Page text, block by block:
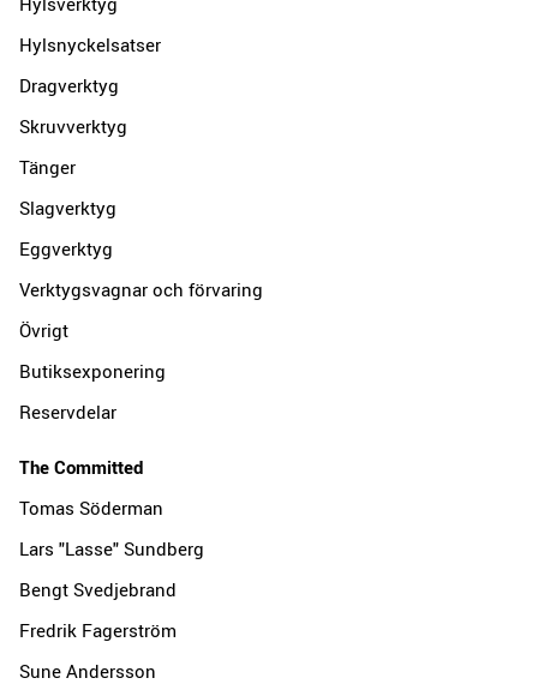
Hylsnyckelsatser
Dragverktyg
Skruvverktyg
Tänger
Slagverktyg
Eggverktyg
Verktygsvagnar och förvaring
Övrigt
Butiksexponering
Reservdelar
The Committed
Tomas Söderman
Lars "Lasse" Sundberg
Bengt Svedjebrand
Fredrik Fagerström
Sune Andersson